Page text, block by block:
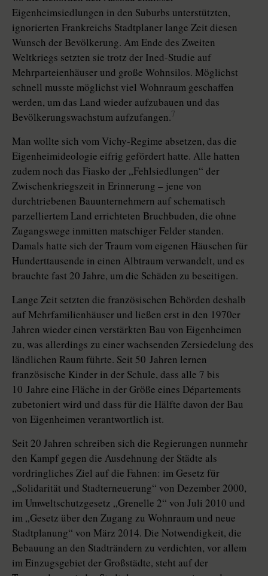
Eigenheimsiedlungen in den Suburbs unterstützten,
ignorierten Frankreichs Stadtplaner lange Zeit diesen
Wunsch der Bevölkerung. Am Ende des Zweiten
Weltkriegs setzten sie trotz der Ined-Studie auf
Mehrparteienhäuser und große Wohnsilos. Möglichst
schnell musste möglichst viel Wohnraum geschaffen
werden, um das Land wieder aufzubauen und das
Bevölkerungswachstum aufzufangen.7
Man wollte sich vom Vichy-Regime absetzen, das die
Eigenheimideologie eifrig gefördert hatte. Alle hatten
zudem noch das Fiasko der „Fehlsiedlungen“ der
Zwischenkriegszeit in Erinnerung – jene von
durchtriebenen Bauunternehmern auf schematisch
parzelliertem Land errichteten Bruchbuden, die ohne
Zugangswege inmitten matschiger Felder standen.
Damals hatte sich der Traum vom eigenen Häuschen für
Hunderttausende in einen Albtraum verwandelt, und es
brauchte fast 20 Jahre, um die Schäden zu beseitigen.
Lange Zeit setzten die französischen Behörden deshalb
auf Mehrfamilienhäuser und ließen erst in den 1970er
Jahren wieder einen verstärkten Bau von Eigenheimen
zu, was allerdings zu einer wachsenden Zersiedelung des
ländlichen Raum führte. Seit 50 Jahren lernen
französische Kinder in der Schule, dass alle 7 bis
10 Jahre eine Fläche in der Größe eines Dé­parte­ments
zubetoniert wird und dass für die Hälfte davon der Bau
von Eigenheimen verantwortlich ist.
Seit 20 Jahren schreiben sich die Regierungen nunmehr
den Kampf gegen die Ausdehnung der Städte als
vordringliches Ziel auf die Fahnen: im Gesetz für
„Solidarität und Stadterneuerung“ von Dezember 2000,
im Umweltschutzgesetz „Grenelle 2“ von Juli 2010 und
im „Gesetz über den Zugang zu Wohnraum und neue
Stadtplanung“ von März 2014. Die Notwendigkeit, die
Bebauung an den Stadträndern zu verdichten, vor allem
im Einzugsgebiet der Großstädte, steht auf der